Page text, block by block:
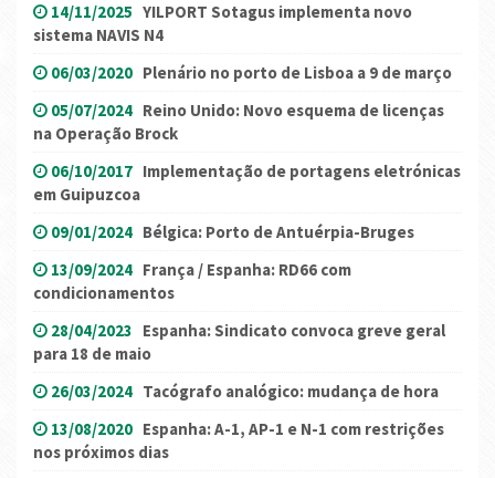
14/11/2025 YILPORT Sotagus implementa novo
sistema NAVIS N4
06/03/2020 Plenário no porto de Lisboa a 9 de março
05/07/2024 Reino Unido: Novo esquema de licenças
na Operação Brock
06/10/2017 Implementação de portagens eletrónicas
em Guipuzcoa
09/01/2024 Bélgica: Porto de Antuérpia-Bruges
13/09/2024 França / Espanha: RD66 com
condicionamentos
28/04/2023 Espanha: Sindicato convoca greve geral
para 18 de maio
26/03/2024 Tacógrafo analógico: mudança de hora
13/08/2020 Espanha: A-1, AP-1 e N-1 com restrições
nos próximos dias